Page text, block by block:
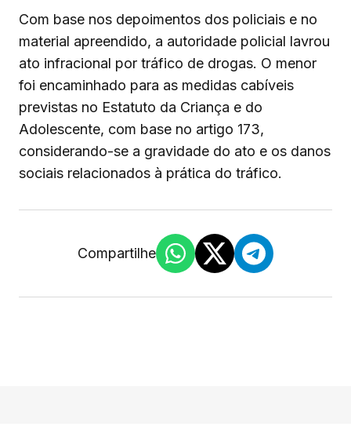
Com base nos depoimentos dos policiais e no
material apreendido, a autoridade policial lavrou
ato infracional por tráfico de drogas. O menor
foi encaminhado para as medidas cabíveis
previstas no Estatuto da Criança e do
Adolescente, com base no artigo 173,
considerando-se a gravidade do ato e os danos
sociais relacionados à prática do tráfico.
Compartilhe